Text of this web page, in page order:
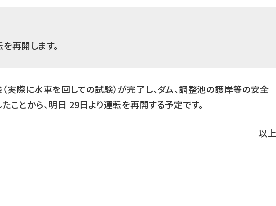
再開します。
実際に水車を回しての試験）が完了し、ダム、調整池の護岸等の安全
とから、明日 29日より運転を再開する予定です。
以上